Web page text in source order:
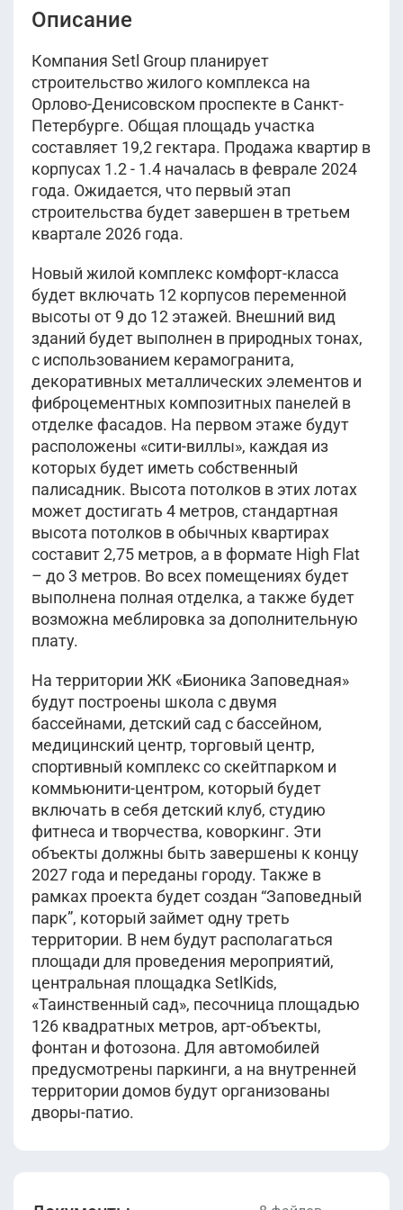
Описание
Компания Setl Group планирует
строительство жилого комплекса на
Орлово-Денисовском проспекте в Санкт-
Петербурге. Общая площадь участка
составляет 19,2 гектара. Продажа квартир в
корпусах 1.2 - 1.4 началась в феврале 2024
года. Ожидается, что первый этап
строительства будет завершен в третьем
квартале 2026 года.
Новый жилой комплекс комфорт-класса
будет включать 12 корпусов переменной
высоты от 9 до 12 этажей. Внешний вид
зданий будет выполнен в природных тонах,
с использованием керамогранита,
декоративных металлических элементов и
фиброцементных композитных панелей в
отделке фасадов. На первом этаже будут
расположены «сити-виллы», каждая из
которых будет иметь собственный
палисадник. Высота потолков в этих лотах
может достигать 4 метров, стандартная
высота потолков в обычных квартирах
составит 2,75 метров, а в формате High Flat
– до 3 метров. Во всех помещениях будет
выполнена полная отделка, а также будет
возможна меблировка за дополнительную
плату.
На территории ЖК «Бионика Заповедная»
будут построены школа с двумя
бассейнами, детский сад с бассейном,
медицинский центр, торговый центр,
спортивный комплекс со скейтпарком и
коммьюнити-центром, который будет
включать в себя детский клуб, студию
фитнеса и творчества, коворкинг. Эти
объекты должны быть завершены к концу
2027 года и переданы городу. Также в
рамках проекта будет создан “Заповедный
парк”, который займет одну треть
территории. В нем будут располагаться
площади для проведения мероприятий,
центральная площадка SetlKids,
«Таинственный сад», песочница площадью
126 квадратных метров, арт-объекты,
фонтан и фотозона. Для автомобилей
предусмотрены паркинги, а на внутренней
территории домов будут организованы
дворы-патио.